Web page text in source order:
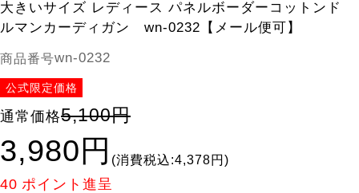
大きいサイズ レディース パネルボーダーコットンド
ルマンカーディガン wn-0232【メール便可】
商品番号wn-0232
公式限定価格
通常価格5,100円
3,980円 (消費税込:4,378円)
40 ポイント進呈